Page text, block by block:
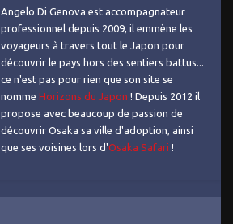
Angelo Di Genova est accompagnateur
professionnel depuis 2009, il emmène les
voyageurs à travers tout le Japon pour
découvrir le pays hors des sentiers battus...
ce n'est pas pour rien que son site se
nomme Horizons du Japon ! Depuis 2012 il
propose avec beaucoup de passion de
découvrir Osaka sa ville d'adoption, ainsi
que ses voisines lors d'Osaka Safari !